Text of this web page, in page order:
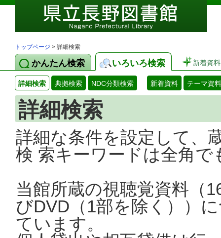
トップページ > 詳細検索
かんたん検索 いろいろ検索 新着資料
詳細検索 典拠検索 NDC分類検索 新着資料 テーマ資料
詳細検索
詳細な条件を設定して、
検 索キーワードは全角
当館所蔵の視聴覚資料（
びDVD（1部を除く））
ています。